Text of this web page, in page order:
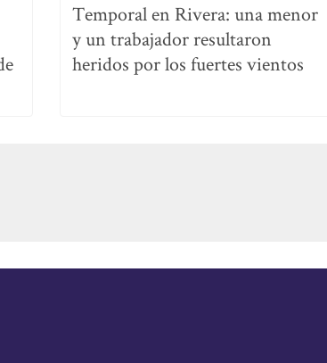
Temporal en Rivera: una menor
y un trabajador resultaron
heridos por los fuertes vientos